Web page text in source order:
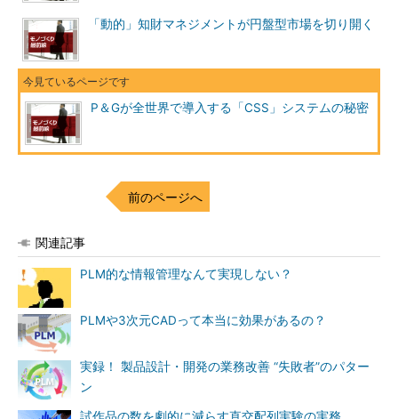
「動的」知財マネジメントが円盤型市場を切り開く
P＆Gが全世界で導入する「CSS」システムの秘密
前のページへ
関連記事
PLM的な情報管理なんて実現しない？
PLMや3次元CADって本当に効果があるの？
実録！ 製品設計・開発の業務改善 “失敗者”のパター
ン